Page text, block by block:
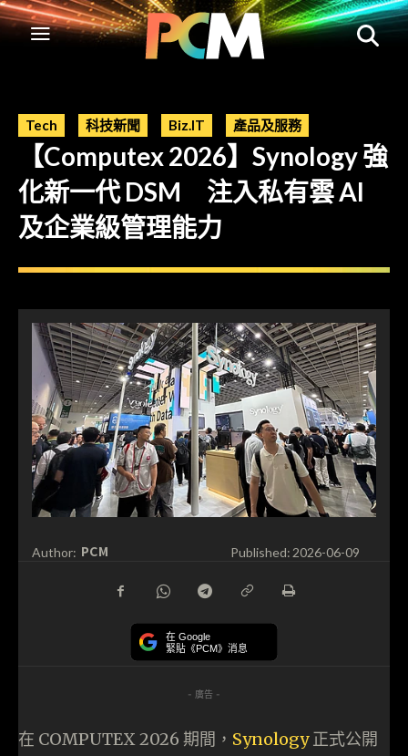
Tech 科技新聞 Biz.IT 產品及服務
【Computex 2026】Synology 強
化新一代 DSM 注入私有雲 AI
及企業級管理能力
Author: PCM Published: 2026-06-09
在 Google
緊貼《PCM》消息
- 廣告 -
在 COMPUTEX 2026 期間， Synology正式公開